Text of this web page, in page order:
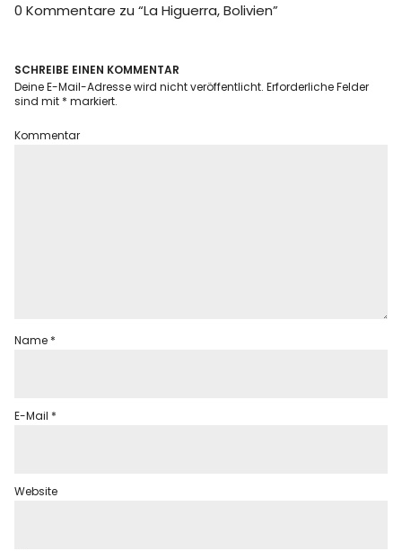
0 Kommentare zu “La Higuerra, Bolivien”
SCHREIBE EINEN KOMMENTAR
Deine E-Mail-Adresse wird nicht veröffentlicht. Erforderliche Felder
sind mit * markiert.
Kommentar
Name *
E-Mail *
Website